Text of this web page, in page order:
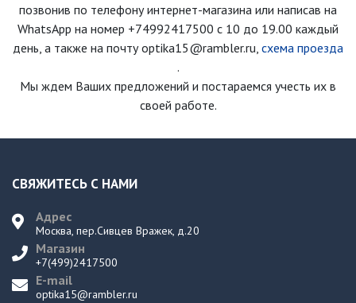
позвонив по телефону интернет-магазина или написав на
WhatsApp на номер +74992417500 с 10 до 19.00 каждый
день, а также на почту optika15@rambler.ru, схема проезда
.
Мы ждем Ваших предложений и постараемся учесть их в
своей работе.
СВЯЖИТЕСЬ С НАМИ
Адрес
Москва, пер.Сивцев Вражек, д.20
Магазин
+7(499)2417500
E-mail
optika15@rambler.ru